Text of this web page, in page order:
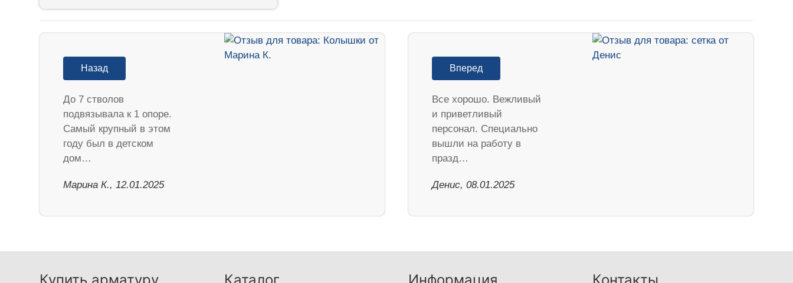
Назад
До 7 стволов
подвязывала к 1 опоре.
Самый крупный в этом
году был в детском
дом…
Марина К., 12.01.2025
Вперед
Все хорошо. Вежливый
и приветливый
персонал. Специально
вышли на работу в
празд…
Денис, 08.01.2025
Купить арматуру Каталог Информация Контакты